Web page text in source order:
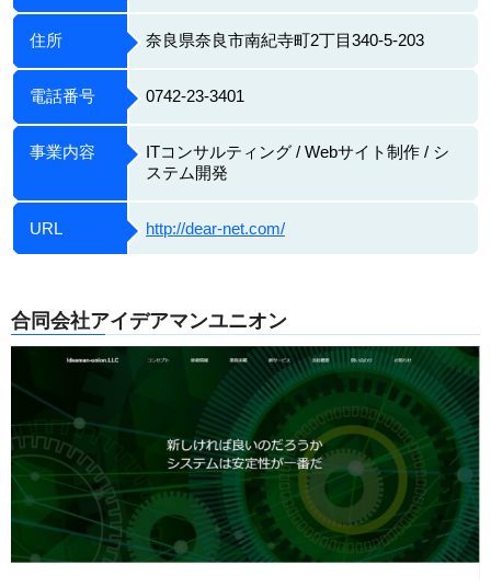
住所 奈良県奈良市南紀寺町2丁目340-5-203
電話番号 0742-23-3401
事業内容
ITコンサルティング / Webサイト制作 / シ
ステム開発
URL http://dear-net.com/
合同会社アイデアマンユニオン